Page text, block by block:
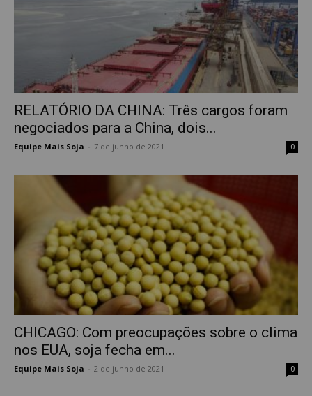
RELATÓRIO DA CHINA: Três cargos foram
negociados para a China, dois...
Equipe Mais Soja 7 de junho de 2021 0
CHICAGO: Com preocupações sobre o clima
nos EUA, soja fecha em...
Equipe Mais Soja 2 de junho de 2021 0